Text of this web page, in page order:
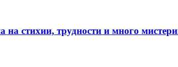
стихии, трудности и много